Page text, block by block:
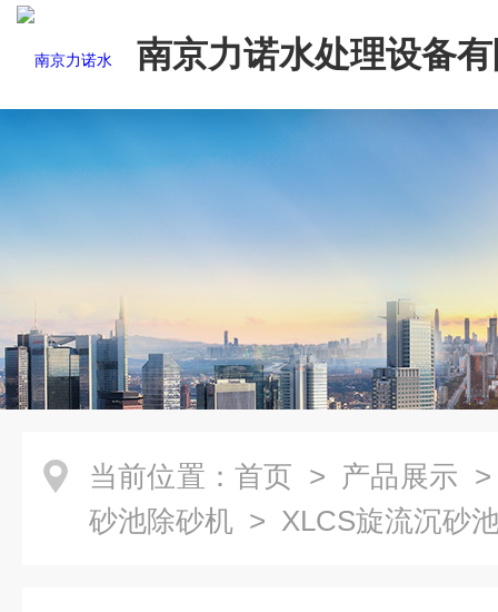
南京力诺水处理设备
当前位置： 首页 > 产品展示
砂池除砂机 > XLCS旋流沉砂